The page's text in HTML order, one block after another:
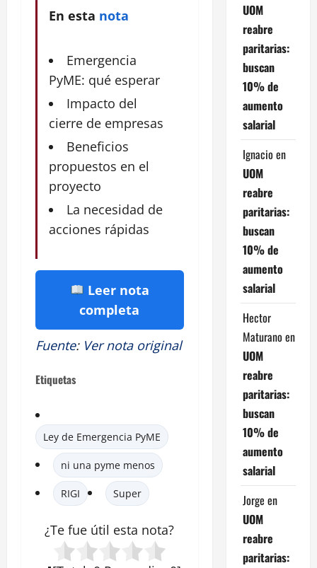
En esta nota
Emergencia
PyME: qué esperar
Impacto del
cierre de empresas
Beneficios
propuestos en el
proyecto
La necesidad de
acciones rápidas
Leer nota
completa
Fuente: Ver nota original
Etiquetas
Ley de Emergencia PyME
ni una pyme menos
RIGI Super
¿Te fue útil esta nota?
UOM
reabre
paritarias:
buscan
10% de
aumento
salarial
Ignacio en
UOM
reabre
paritarias:
buscan
10% de
aumento
salarial
Hector
Maturano en
UOM
reabre
paritarias:
buscan
10% de
aumento
salarial
Jorge en
UOM
reabre
paritarias: